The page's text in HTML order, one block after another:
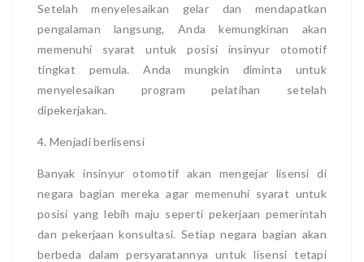
Setelah menyelesaikan gelar dan mendapatkan
pengalaman langsung, Anda kemungkinan akan
memenuhi syarat untuk posisi insinyur otomotif
tingkat pemula. Anda mungkin diminta untuk
menyelesaikan program pelatihan setelah
dipekerjakan.
4. Menjadi berlisensi
Banyak insinyur otomotif akan mengejar lisensi di
negara bagian mereka agar memenuhi syarat untuk
posisi yang lebih maju seperti pekerjaan pemerintah
dan pekerjaan konsultasi. Setiap negara bagian akan
berbeda dalam persyaratannya untuk lisensi tetapi